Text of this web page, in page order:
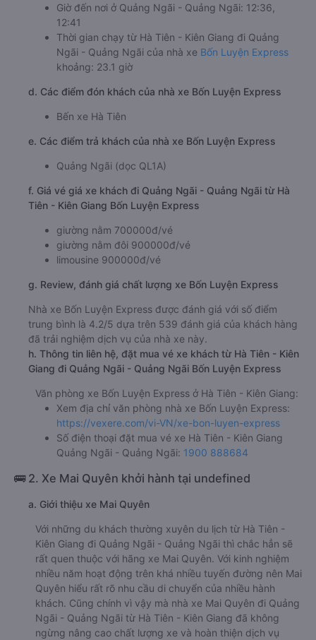
Giờ đến nơi ở Quảng Ngãi - Quảng Ngãi: 12:36,
12:41
Thời gian chạy từ Hà Tiên - Kiên Giang đi Quảng
Ngãi - Quảng Ngãi của nhà xe Bốn Luyện Express
khoảng: 23.1 giờ
d. Các điểm đón khách của nhà xe Bốn Luyện Express
Bến xe Hà Tiên
e. Các điểm trả khách của nhà xe Bốn Luyện Express
Quảng Ngãi (dọc QL1A)
f. Giá vé giá xe khách đi Quảng Ngãi - Quảng Ngãi từ Hà
Tiên - Kiên Giang Bốn Luyện Express
giường nằm 700000đ/vé
giường nằm đôi 900000đ/vé
limousine 900000đ/vé
g. Review, đánh giá chất lượng xe Bốn Luyện Express
Nhà xe Bốn Luyện Express được đánh giá với số điểm
trung bình là 4.2/5 dựa trên 539 đánh giá của khách hàng
đã trải nghiệm dịch vụ của nhà xe này.
h. Thông tin liên hệ, đặt mua vé xe khách từ Hà Tiên - Kiên
Giang đi Quảng Ngãi - Quảng Ngãi Bốn Luyện Express
Văn phòng xe Bốn Luyện Express ở Hà Tiên - Kiên Giang:
Xem địa chỉ văn phòng nhà xe Bốn Luyện Express:
https://vexere.com/vi-VN/xe-bon-luyen-express
Số điện thoại đặt mua vé xe Hà Tiên - Kiên Giang
Quảng Ngãi - Quảng Ngãi: 1900 888684
🚌 2. Xe Mai Quyên khởi hành tại undefined
a. Giới thiệu xe Mai Quyên
Với những du khách thường xuyên du lịch từ Hà Tiên -
Kiên Giang đi Quảng Ngãi - Quảng Ngãi thì chắc hẳn sẽ
rất quen thuộc với hãng xe Mai Quyên. Với kinh nghiệm
nhiều năm hoạt động trên khá nhiều tuyến đường nên Mai
Quyên hiểu rất rõ nhu cầu di chuyển của nhiều hành
khách. Cũng chính vì vậy mà nhà xe Mai Quyên đi Quảng
Ngãi - Quảng Ngãi từ Hà Tiên - Kiên Giang đã không
ngừng nâng cao chất lượng xe và hoàn thiện dịch vụ